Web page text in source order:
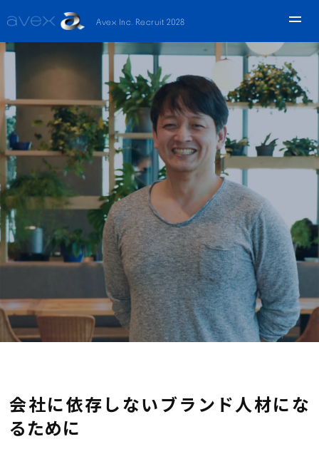
Avex Inc. Recruit 2028
会社に依存しないブランド人材にな
るために